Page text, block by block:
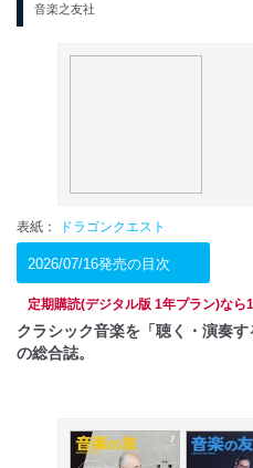
音楽之友社
表紙： ドラゴンクエスト
2026/07/16発売の目次
定期購読(デジタル版 1年プラン)なら
クラシック音楽を「聴く・演奏
の総合誌。